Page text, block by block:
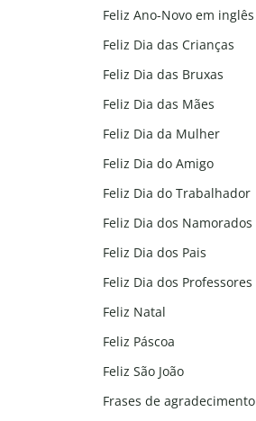
Feliz Ano-Novo em inglês
Feliz Dia das Crianças
Feliz Dia das Bruxas
Feliz Dia das Mães
Feliz Dia da Mulher
Feliz Dia do Amigo
Feliz Dia do Trabalhador
Feliz Dia dos Namorados
Feliz Dia dos Pais
Feliz Dia dos Professores
Feliz Natal
Feliz Páscoa
Feliz São João
Frases de agradecimento